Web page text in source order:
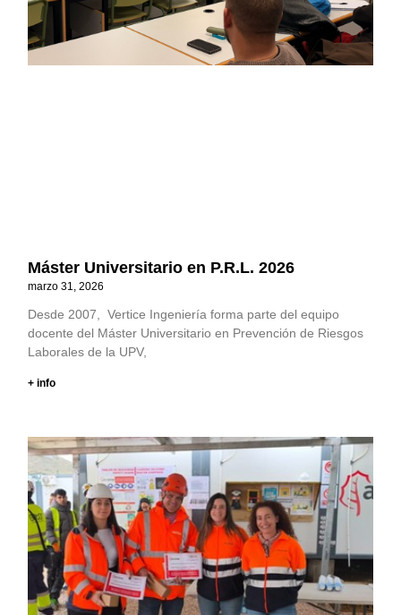
Máster Universitario en P.R.L. 2026
marzo 31, 2026
Desde 2007, Vertice Ingeniería forma parte del equipo
docente del Máster Universitario en Prevención de Riesgos
Laborales de la UPV,
+ info